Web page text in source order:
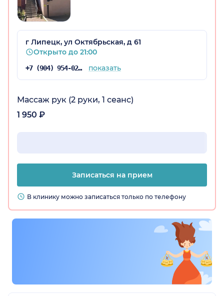
г Липецк, ул Октябрьская, д 61
Открыто до 21:00
+7 (904) 954-02-49 показать
Массаж рук (2 руки, 1 сеанс)
1 950 ₽
Записаться на прием
В клинику можно записаться только по телефону